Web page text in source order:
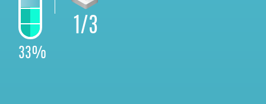
33%
1/3